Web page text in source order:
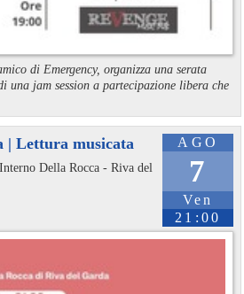
di Emergency, organizza una serata
una jam session a partecipazione libera che
AGO
7
Ven
21:00
| Lettura musicata
Della Rocca - Riva del